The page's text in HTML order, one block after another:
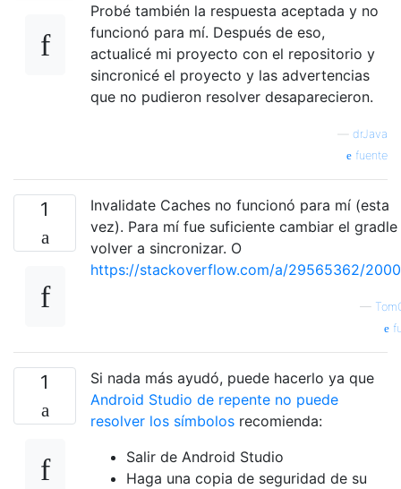
Probé también la respuesta aceptada y no
funcionó para mí. Después de eso,
actualicé mi proyecto con el repositorio y
sincronicé el proyecto y las advertencias
que no pudieron resolver desaparecieron.
drJava
fuente
1
Invalidate Caches no funcionó para mí (esta
vez). Para mí fue suficiente cambiar el gradle
volver a sincronizar. O
https://stackoverflow.com/a/29565362/
—
1
Si nada más ayudó, puede hacerlo ya que
Android Studio de repente no puede
resolver los símbolos recomienda:
Salir de Android Studio
Haga una copia de seguridad de su